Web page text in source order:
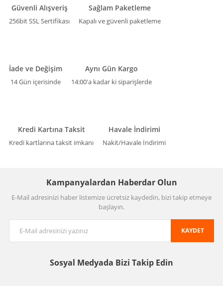
Güvenli Alışveriş
256bit SSL Sertifikası
Sağlam Paketleme
Kapalı ve güvenli paketleme
İade ve Değişim
14 Gün içerisinde
Aynı Gün Kargo
14:00'a kadar ki siparişlerde
Kredi Kartına Taksit
Kredi kartlarına taksit imkanı
Havale İndirimi
Nakit/Havale İndirimi
Kampanyalardan Haberdar Olun
E-Mail adresinizi haber listemize ücretsiz kaydedin, bizi takip etmeye
başlayın.
KAYDET
Sosyal Medyada Bizi Takip Edin